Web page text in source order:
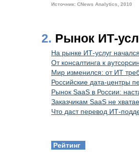
Источник: CNews Analytics, 2010
2. Рынок ИТ-
На рынке ИТ-услуг
От консалтинга к
Мир изменился: от ИТ
Российские дата-центры
Рынок SaaS в России:
Заказчикам SaaS не
Что даст перевод ИТ-
Рейтинг